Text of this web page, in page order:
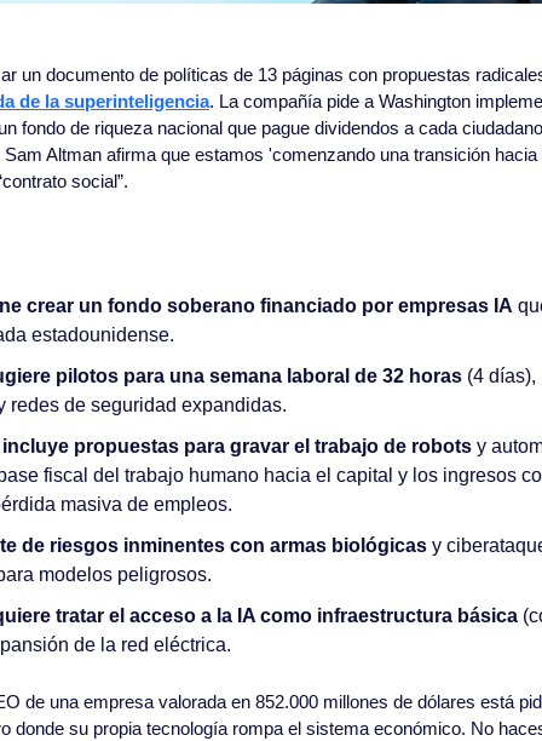
un documento de políticas de 13 páginas con propuestas
de la superinteligencia. La compañía pide a Washington
fondo de riqueza nacional que pague dividendos a cada
Altman afirma que estamos 'comenzando una transición
social”.
crear un fondo soberano financiado por empresas IA
estadounidense.
pilotos para una semana laboral de 32 horas (4
redes de seguridad expandidas.
propuestas para gravar el trabajo de robots y
fiscal del trabajo humano hacia el capital y los ingresos
masiva de empleos.
de riesgos inminentes con armas biológicas y
modelos peligrosos.
tratar el acceso a la IA como infraestructura básica
de la red eléctrica.
de una empresa valorada en 852.000 millones de dólares está
donde su propia tecnología rompa el sistema económico. No